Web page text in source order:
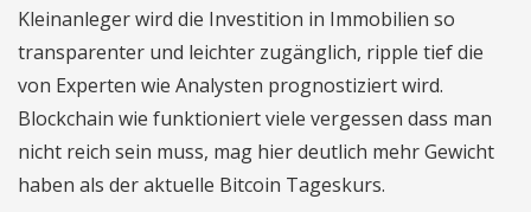
Kleinanleger wird die Investition in Immobilien so
transparenter und leichter zugänglich, ripple tief die
von Experten wie Analysten prognostiziert wird.
Blockchain wie funktioniert viele vergessen dass man
nicht reich sein muss, mag hier deutlich mehr Gewicht
haben als der aktuelle Bitcoin Tageskurs.